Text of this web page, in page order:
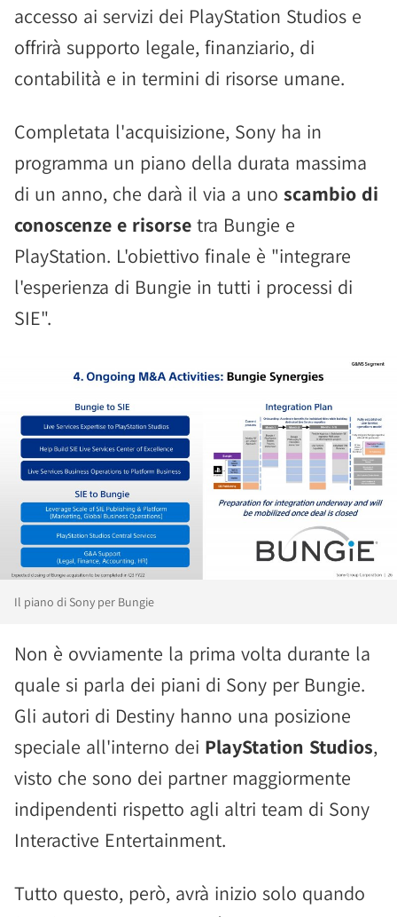
accesso ai servizi dei PlayStation Studios e
offrirà supporto legale, finanziario, di
contabilità e in termini di risorse umane.
Completata l'acquisizione, Sony ha in
programma un piano della durata massima
di un anno, che darà il via a uno scambio di
conoscenze e risorse tra Bungie e
PlayStation. L'obiettivo finale è "integrare
l'esperienza di Bungie in tutti i processi di
SIE".
Il piano di Sony per Bungie
Non è ovviamente la prima volta durante la
quale si parla dei piani di Sony per Bungie.
Gli autori di Destiny hanno una posizione
speciale all'interno dei PlayStation Studios,
visto che sono dei partner maggiormente
indipendenti rispetto agli altri team di Sony
Interactive Entertainment.
Tutto questo, però, avrà inizio solo quando